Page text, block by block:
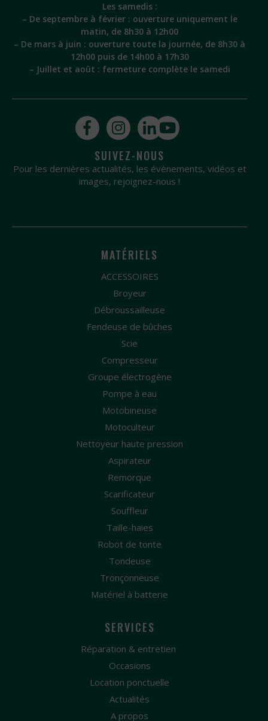
Les samedis :
– De septembre à février : ouverture uniquement le
matin, de 8h30 à 12h00
– De mars à juin : ouverture toute la journée, de 8h30 à
12h00 puis de 14h00 à 17h30
– Juillet et août : fermeture complète le samedi
SUIVEZ-NOUS
Pour les dernières actualités, les évènements, vidéos et
images, rejoignez-nous !
MATÉRIELS
ACCESSOIRES
Broyeur
Débroussailleuse
Fendeuse de bûches
Scie
Compresseur
Groupe électrogène
Pompe à eau
Motobineuse
Motoculteur
Nettoyeur haute pression
Aspirateur
Remorque
Scarificateur
Souffleur
Taille-haies
Robot de tonte
Tondeuse
Tronçonneuse
Matériel à batterie
SERVICES
Réparation & entretien
Occasions
Location ponctuelle
Actualités
A propos